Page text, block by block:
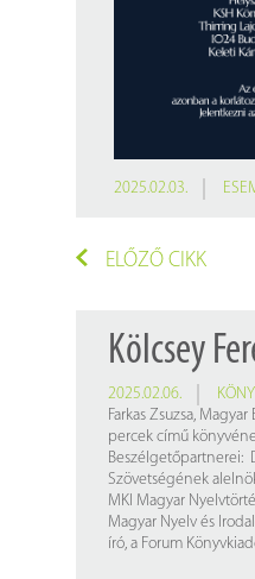
2025.02.03.
ELŐZŐ CIKK
Kölcsey
2025.02.06.
Farkas Zsuzsa,
percek című
Beszélgetőpartnerei:
Szövetségének
MKI Magyar
Magyar Nyelv és
író, a Forum